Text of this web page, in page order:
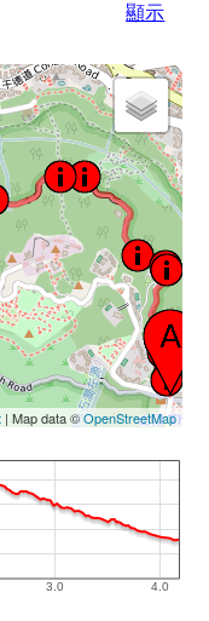
顯示
| Map data ©OpenStreetMap